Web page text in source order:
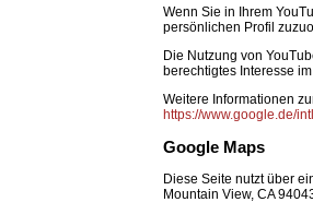
Wenn Sie in Ihrem
persönlichen Profil
Die Nutzung von
berechtigtes Interesse
Weitere Informationen
https://www.google.de/
Google Maps
Diese Seite nutzt über
Mountain View, CA